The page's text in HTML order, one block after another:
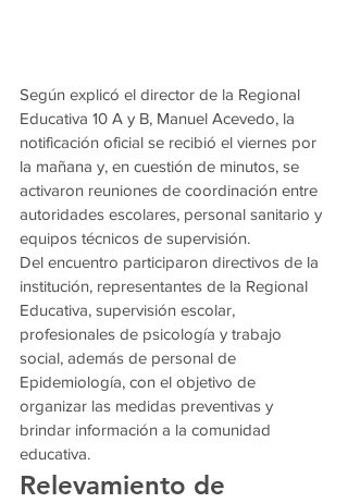
Según explicó el director de la Regional
Educativa 10 A y B, Manuel Acevedo, la
notificación oficial se recibió el viernes por
la mañana y, en cuestión de minutos, se
activaron reuniones de coordinación entre
autoridades escolares, personal sanitario y
equipos técnicos de supervisión.
Del encuentro participaron directivos de la
institución, representantes de la Regional
Educativa, supervisión escolar,
profesionales de psicología y trabajo
social, además de personal de
Epidemiología, con el objetivo de
organizar las medidas preventivas y
brindar información a la comunidad
educativa.
Relevamiento de